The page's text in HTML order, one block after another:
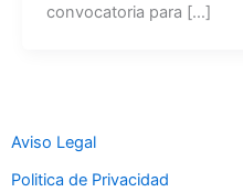
convocatoria para […]
Aviso Legal
Politica de Privacidad